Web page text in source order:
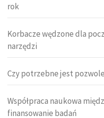
rok
Korbacze wędzone dla
narzędzi
Czy potrzebne jest
Współpraca naukowa
finansowanie badań